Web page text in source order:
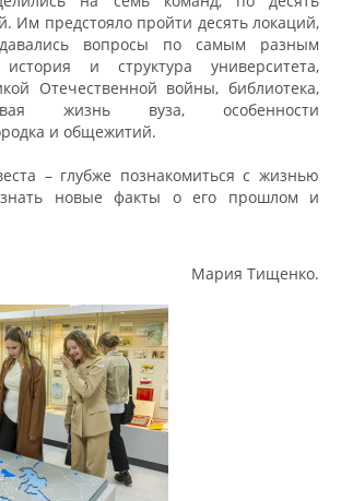
Им предстояло пройти десять локаций,
вопросы по самым разным
и структура университета,
Отечественной войны, библиотека,
жизнь вуза, особенности
и общежитий.
– глубже познакомиться с жизнью
новые факты о его прошлом и
Мария Тищенко.